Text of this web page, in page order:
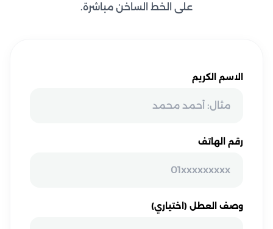
على الخط الساخن مباشرة.
الاسم الكريم
رقم الهاتف
وصف العطل (اختياري)